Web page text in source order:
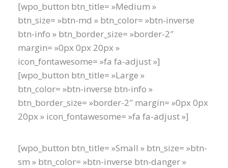
[wpo_button btn_title= »Medium »
btn_size= »btn-md » btn_color= »btn-inverse
btn-info » btn_border_size= »border-2″
margin= »0px 0px 20px »
icon_fontawesome= »fa fa-adjust »]
[wpo_button btn_title= »Large »
btn_color= »btn-inverse btn-info »
btn_border_size= »border-2″ margin= »0px 0px
20px » icon_fontawesome= »fa fa-adjust »]
[wpo_button btn_title= »Small » btn_size= »btn-
sm » btn_color= »btn-inverse btn-danger »